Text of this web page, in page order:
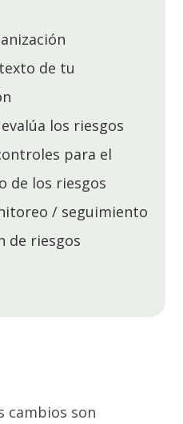
de tu
los riesgos
para el
de los riesgos
/ seguimiento
de riesgos
cambios son